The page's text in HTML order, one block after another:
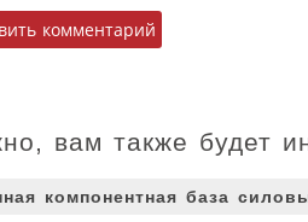
вам также будет
компонентная база